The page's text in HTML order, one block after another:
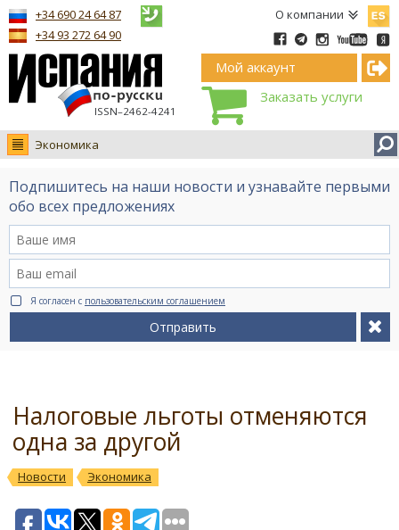
О компании
ISSN–2462-4241
+34 690 24 64 87
+34 93 272 64 90
Мой аккаунт
Заказать услуги
Экономика
Новости
Интервью
Видео Ruso.TV
BCN life
Сервис на немецком
Подпишитесь на наши новости и узнавайте первыми
обо всех предложениях
Я согласен с пользовательским соглашением
Отправить
Налоговые льготы отменяются
одна за другой
Новости Экономика